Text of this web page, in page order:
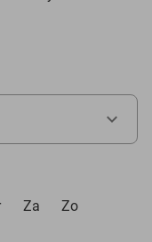
Za Zo